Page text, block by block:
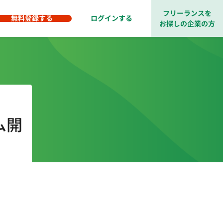
無料登録する ログインする
フリーランスを
お探しの企業の方
開